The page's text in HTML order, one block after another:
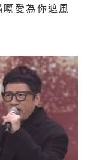
愛為你遮風